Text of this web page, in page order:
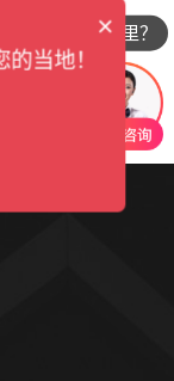
你们公司在哪里？
×
当地！